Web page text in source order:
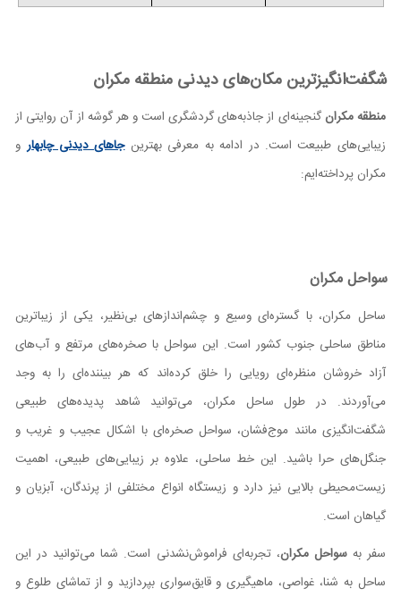
شگفت‌انگیزترین مکان‌های دیدنی منطقه مکران
منطقه مکران گنجینه‌ای از جاذبه‌های گردشگری است و هر گوشه از آن روایتی از
زیبایی‌های طبیعت است. در ادامه به معرفی بهترینجاهای دیدنی چابهارو
مکران پرداخته‌ایم:
سواحل مکران
ساحل مکران، با گستره‌ای وسیع و چشم‌اندازهای بی‌نظیر، یکی از زیباترین
مناطق ساحلی جنوب کشور است. این سواحل با صخره‌های مرتفع و آب‌های
آزاد خروشان منظره‌ای رویایی را خلق کرده‌اند که هر بیننده‌ای را به وجد
می‌آوردند. در طول ساحل مکران، می‌توانید شاهد پدیده‌های طبیعی
شگفت‌انگیزی مانند موج‌فشان، سواحل صخره‌ای با اشکال عجیب و غریب و
جنگل‌های حرا باشید. این خط ساحلی، علاوه بر زیبایی‌های طبیعی، اهمیت
زیست‌محیطی بالایی نیز دارد و زیستگاه انواع مختلفی از پرندگان، آبزیان و
گیاهان است.
سفر بهسواحل مکران، تجربه‌ای فراموش‌نشدنی است. شما می‌توانید در این
ساحل به شنا، غواصی، ماهیگیری و قایق‌سواری بپردازید و از تماشای طلوع و